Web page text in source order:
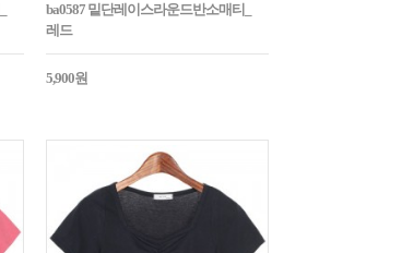
ba0587 밑단레이스라운드반소매티_
레드
5,900원